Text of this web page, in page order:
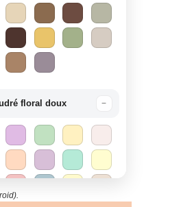
floral doux −